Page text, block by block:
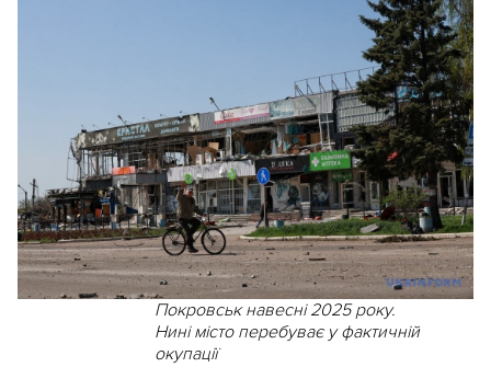
Покровськ навесні 2025 року.
Нині місто перебуває у фактичній
окупації